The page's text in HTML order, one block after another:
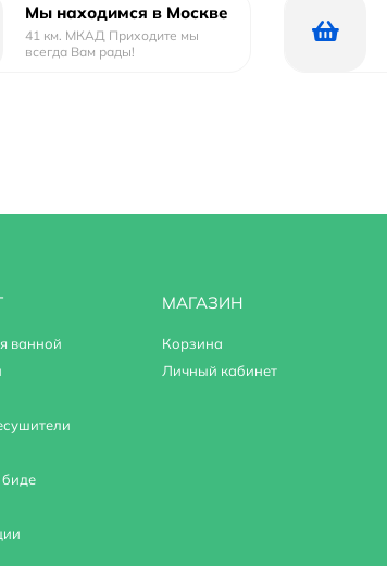
Мы находимся в Москве
41 км. МКАД Приходите мы
всегда Вам рады!
ванной
МАГАЗИН
Корзина
Личный кабинет